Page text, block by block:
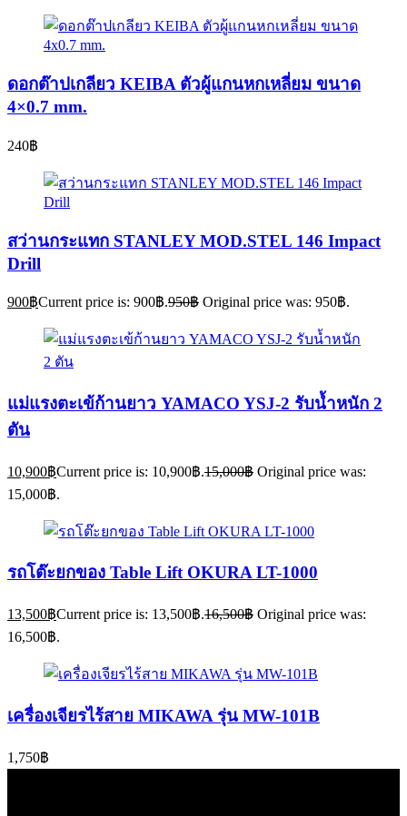
ดอกต๊าปเกลียว KEIBA ตัวผู้แกนหกเหลี่ยม ขนาด
4×0.7 mm.
240฿
สว่านกระแทก STANLEY MOD.STEL 146 Impact
Drill
900฿Current price is: 900฿.950฿ Original price was: 950฿.
แม่แรงตะเข้ก้านยาว YAMACO YSJ-2 รับน้ำหนัก 2
ตัน
10,900฿Current price is: 10,900฿.15,000฿ Original price was:
15,000฿.
รถโต๊ะยกของ Table Lift OKURA LT-1000
13,500฿Current price is: 13,500฿.16,500฿ Original price was:
16,500฿.
เครื่องเจียรไร้สาย MIKAWA รุ่น MW-101B
1,750฿